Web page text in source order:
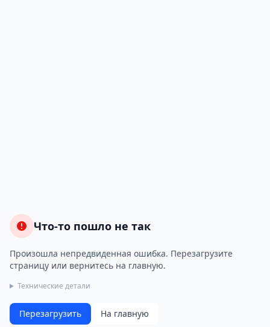
Что-то пошло не так
Произошла непредвиденная ошибка. Перезагрузите
страницу или вернитесь на главную.
Технические детали
Перезагрузить На главную